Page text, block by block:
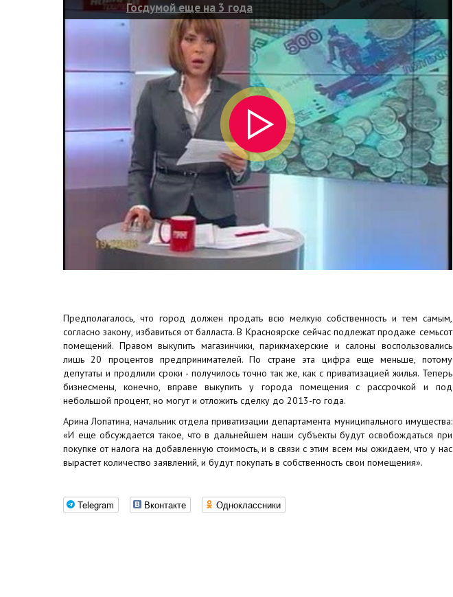
Госдумой еще на 3 года
Предполагалось, что город должен продать всю мелкую собственность и тем самым,
согласно закону, избавиться от балласта. В Красноярске сейчас подлежат продаже семьсот
помещений. Правом выкупить магазинчики, парикмахерские и салоны воспользовались
лишь 20 процентов предпринимателей. По стране эта цифра еще меньше, потому
депутаты и продлили сроки - получилось точно так же, как с приватизацией жилья. Теперь
бизнесмены, конечно, вправе выкупить у города помещения с рассрочкой и под
небольшой процент, но могут и отложить сделку до 2013-го года.
Арина Лопатина, начальник отдела приватизации департамента муниципального имущества:
«И еще обсуждается такое, что в дальнейшем наши субъекты будут освобождаться при
покупке от налога на добавленную стоимость, и в связи с этим всем мы ожидаем, что у нас
вырастет количество заявлений, и будут покупать в собственность свои помещения».
Telegram Вконтакте Одноклассники